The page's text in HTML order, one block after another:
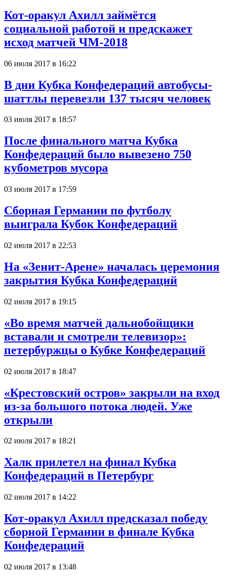
Кот-оракул Ахилл займётся
социальной работой и предскажет
исход матчей ЧМ-2018
06 июля 2017 в 16:22
В дни Кубка Конфедераций автобусы-
шаттлы перевезли 137 тысяч человек
03 июля 2017 в 18:57
После финального матча Кубка
Конфедераций было вывезено 750
кубометров мусора
03 июля 2017 в 17:59
Сборная Германии по футболу
выиграла Кубок Конфедераций
02 июля 2017 в 22:53
На «Зенит-Арене» началась церемония
закрытия Кубка Конфедераций
02 июля 2017 в 19:15
«Во время матчей дальнобойщики
вставали и смотрели телевизор»:
петербуржцы о Кубке Конфедераций
02 июля 2017 в 18:47
«Крестовский остров» закрыли на вход
из-за большого потока людей. Уже
открыли
02 июля 2017 в 18:21
Халк прилетел на финал Кубка
Конфедераций в Петербург
02 июля 2017 в 14:22
Кот-оракул Ахилл предсказал победу
сборной Германии в финале Кубка
Конфедераций
02 июля 2017 в 13:48